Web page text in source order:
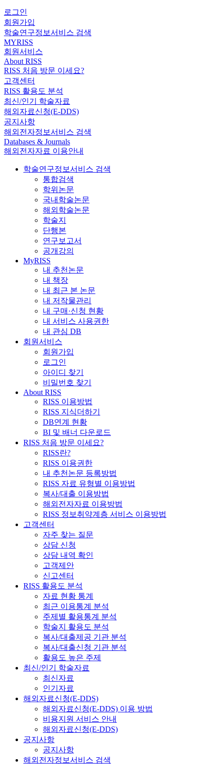
로그인
회원가입
학술연구정보서비스 검색
MYRISS
회원서비스
About RISS
RISS 처음 방문 이세요?
고객센터
RISS 활용도 분석
최신/인기 학술자료
해외자료신청(E-DDS)
공지사항
해외전자정보서비스 검색
Databases & Journals
해외전자자료 이용안내
학술연구정보서비스 검색
통합검색
학위논문
국내학술논문
해외학술논문
학술지
단행본
연구보고서
공개강의
MyRISS
내 추천논문
내 책장
내 최근 본 논문
내 저작물관리
내 구매·신청 현황
내 서비스 사용권한
내 관심 DB
회원서비스
회원가입
로그인
아이디 찾기
비밀번호 찾기
About RISS
RISS 이용방법
RISS 지식더하기
DB연계 현황
BI 및 배너 다운로드
RISS 처음 방문 이세요?
RISS란?
RISS 이용권한
내 추천논문 등록방법
RISS 자료 유형별 이용방법
복사/대출 이용방법
해외전자자료 이용방법
RISS 정보취약계층 서비스 이용방법
고객센터
자주 찾는 질문
상담 신청
상담 내역 확인
고객제안
신고센터
RISS 활용도 분석
자료 현황 통계
최근 이용통계 분석
주제별 활용통계 분석
학술지 활용도 분석
복사/대출제공 기관 분석
복사/대출신청 기관 분석
활용도 높은 주제
최신/인기 학술자료
최신자료
인기자료
해외자료신청(E-DDS)
해외자료신청(E-DDS) 이용 방법
비용지원 서비스 안내
해외자료신청(E-DDS)
공지사항
공지사항
해외전자정보서비스 검색